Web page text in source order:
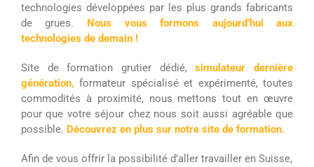
technologies développées par les plus grands fabricants
de grues. Nous vous formons aujourd’hui aux
technologies de demain !
Site de formation grutier dédié,simulateur dernière
génération, formateur spécialisé et expérimenté, toutes
commodités à proximité, nous mettons tout en œuvre
pour que votre séjour chez nous soit aussi agréable que
possible. Découvrez en plus sur notre site de formation.
Afin de vous offrir la possibilité d’aller travailler en Suisse,